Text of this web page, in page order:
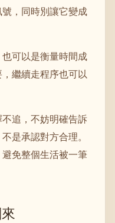
，同時別讓它變成
可以是衡量時間成
繼續走程序也可以
追，不妨明確告訴
是承認對方合理。
免整個生活被一筆